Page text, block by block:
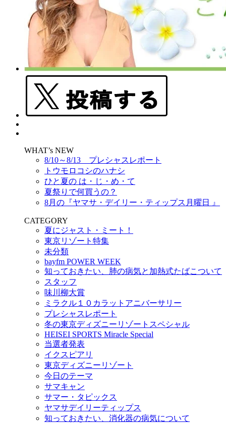
WHAT’s NEW
8/10～8/13 プレシャスレポート
トウモロコシのハナシ
ひと夏の は・じ・め・て
夏祭りで何買うの？
8月の『ヤマサ・デイリー・ティップス月曜日 』
CATEGORY
夏にジャスト・ミート！
東京リゾート特集
未分類
bayfm POWER WEEK
知っておきたい、肺の病気と加熱式たばこついて
スタッフ
味川柳大賞
ミラクル１０カラットアニバーサリー
プレシャスレポート
冬の東京ディズニーリゾートスペシャル
HEISEI SPORTS Miracle Special
当選者発表
イクスピアリ
東京ディズニーリゾート
今日のテーマ
サマキャン
サマー・タピックス
ヤマサデイリーティップス
知っておきたい、消化器の病気について